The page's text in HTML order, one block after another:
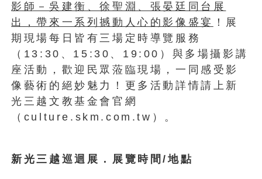
影師－吳建衡、徐聖淵、張晏廷同台展
出，帶來一系列撼動人心的影像盛宴
！展
期現場每日皆有三場定時導覽服務
（13:30、15:30、19:00）與多場攝影講
座活動，歡迎民眾蒞臨現場，一同感受影
像藝術的絕妙魅力！更多活動詳情請上新
光三越文教基金會官網
（culture.skm.com.tw）。
新光三越巡迴展．展覽時間/地點